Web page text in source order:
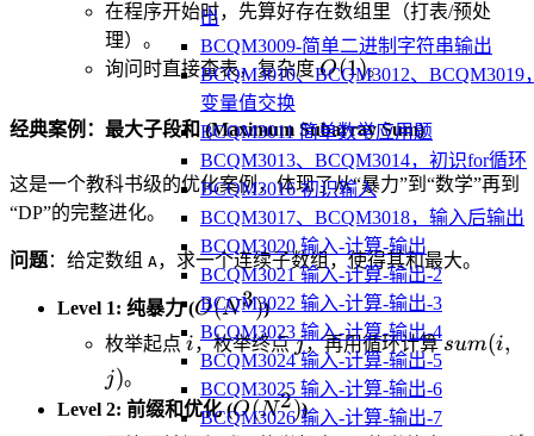
出
BCQM3009-简单二进制字符串输出
BCQM3010、BCQM3012、BCQM3019
变量值交换
BCQM3011 简单数学应用题
BCQM3013、BCQM3014，初识for循环
BCQM3016 初识输入
BCQM3017、BCQM3018，输入后输出
BCQM3020 输入-计算-输出
BCQM3021 输入-计算-输出-2
BCQM3022 输入-计算-输出-3
BCQM3023 输入-计算-输出-4
BCQM3024 输入-计算-输出-5
BCQM3025 输入-计算-输出-6
BCQM3026 输入-计算-输出-7
在程序开始时，先算好存在数组里（打表/预处
理）。
询问时直接查表，复杂度O(1)
O(1)。
经典案例：最大子段和 (Maximum Subarray Sum)
这是一个教科书级的优化案例，体现了从“暴力”到“数学”再到
“DP”的完整进化。
问题：给定数组 A，求一个连续子数组，使得其和最大。
Level 1: 纯暴力 (O(N^3)
O(N3))
枚举起点 i
i，枚举终点j
j，再用循环计算sum(i,
sum(i,
j)。
Level 2: 前缀和优化 (O(N^2)
O(N2))